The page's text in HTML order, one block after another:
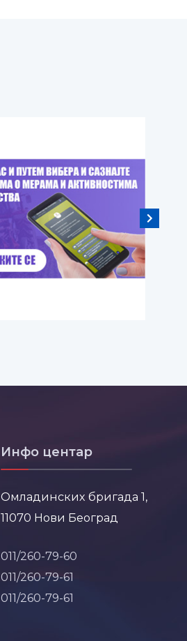
Инфо центар
Омладинских бригада 1,
11070 Нови Београд
011/260-79-60
011/260-79-61
011/260-79-61